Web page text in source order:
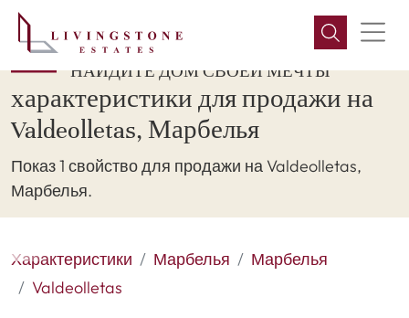
НАЙДИТЕ ДОМ СВОЕЙ МЕЧТЫ
характеристики для продажи на
Valdeolletas, Марбелья
Показ 1 свойство для продажи на Valdeolletas,
Марбелья.
Характеристики Марбелья
Марбелья
Valdeolletas